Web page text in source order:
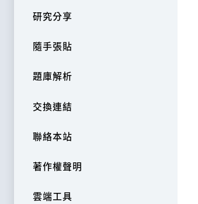
研究分享
隨手張貼
題庫解析
交換連結
聯絡本站
著作權聲明
雲端工具